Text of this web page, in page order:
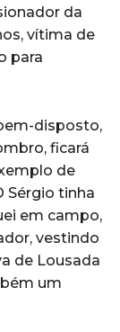
da
vítima de
para
disposto,
ficará
de
Sérgio tinha
em campo,
vestindo
de Lousada
um